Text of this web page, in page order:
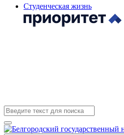
Студенческая жизнь